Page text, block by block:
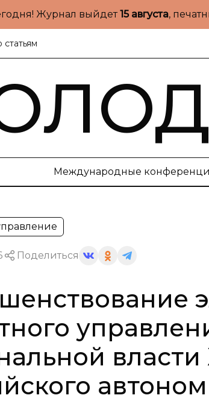
Журнал выйдет15 августа,
Международные
Поделиться